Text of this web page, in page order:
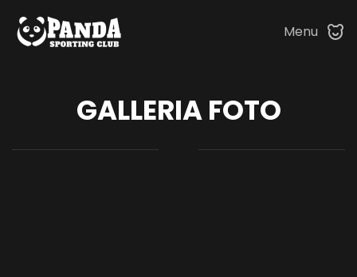
Skip to main content
Menu
GALLERIA FOTO